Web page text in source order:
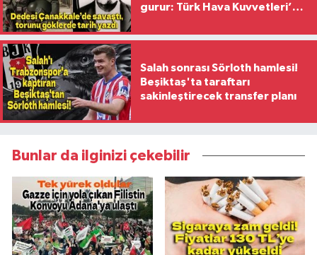
gurur: Türk Hava Kuvvetleri’nin
Salah sonrası Sörloth hamlesi!
Beşiktaş'ta taraftarı
sakinleştirecek transfer planı
Bunlar da ilginizi çekebilir